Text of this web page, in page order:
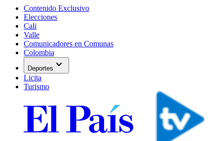
Contenido Exclusivo
Elecciones
Cali
Valle
Comunicadores en Comunas
Colombia
Deportes expand_more
Licita
Turismo